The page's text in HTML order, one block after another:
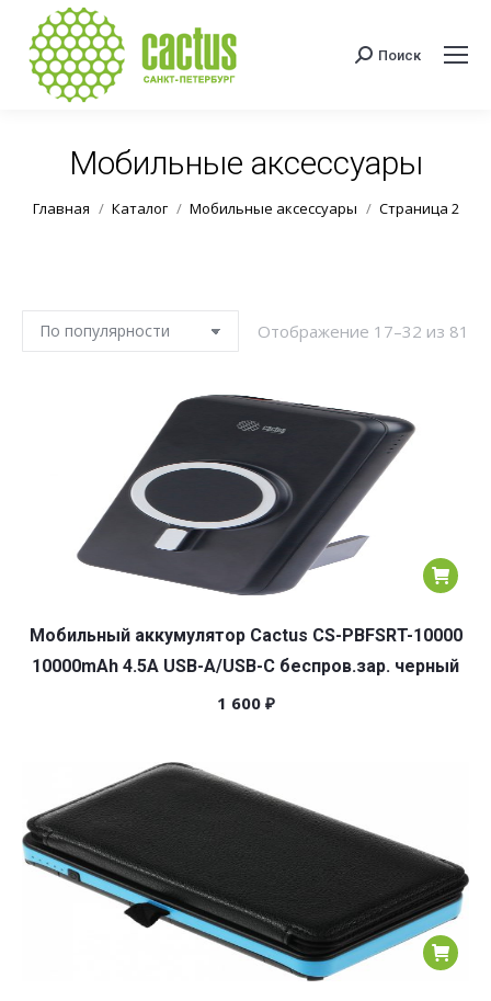
Поиск:
Поиск
Мобильные аксессуары
Главная Каталог Мобильные аксессуары Страница 2
Отображение 17–32 из 81
Мобильный аккумулятор Cactus CS-PBFSRT-10000
10000mAh 4.5A USB-A/USB-C беспров.зар. черный
1 600 ₽